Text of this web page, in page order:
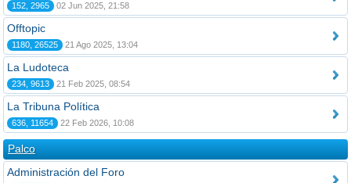
152, 2965 02 Jun 2025, 21:58
Offtopic
1180, 26525 21 Ago 2025, 13:04
La Ludoteca
234, 9613 21 Feb 2025, 08:54
La Tribuna Política
636, 11654 22 Feb 2026, 10:08
Palco
Administración del Foro